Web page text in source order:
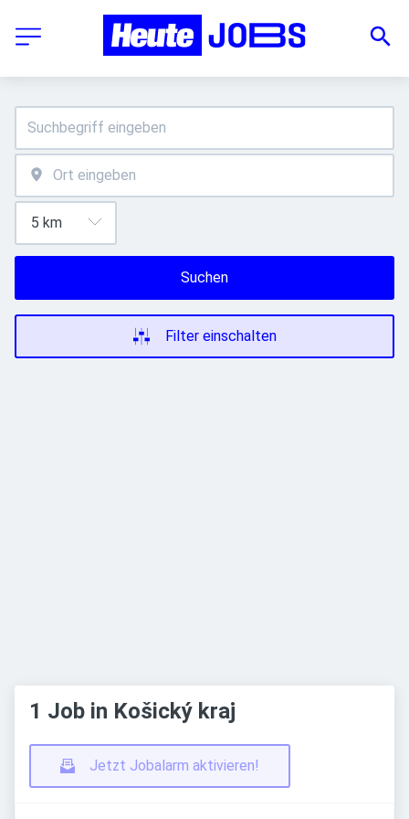
Suchen
Filter einschalten
1 Job in Košický kraj
Jetzt Jobalarm aktivieren!